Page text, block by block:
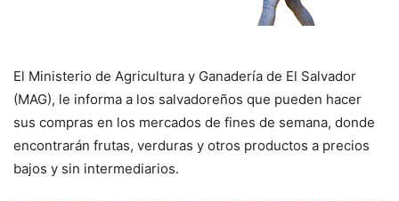
El Ministerio de Agricultura y Ganadería de El Salvador
(MAG), le informa a los salvadoreños que pueden hacer
sus compras en los mercados de fines de semana, donde
encontrarán frutas, verduras y otros productos a precios
bajos y sin intermediarios.